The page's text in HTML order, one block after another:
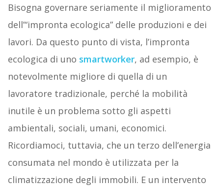
Bisogna governare seriamente il miglioramento
dell’“impronta ecologica” delle produzioni e dei
lavori. Da questo punto di vista, l’impronta
ecologica di uno smartworker, ad esempio, è
notevolmente migliore di quella di un
lavoratore tradizionale, perché la mobilità
inutile è un problema sotto gli aspetti
ambientali, sociali, umani, economici.
Ricordiamoci, tuttavia, che un terzo dell’energia
consumata nel mondo è utilizzata per la
climatizzazione degli immobili. E un intervento